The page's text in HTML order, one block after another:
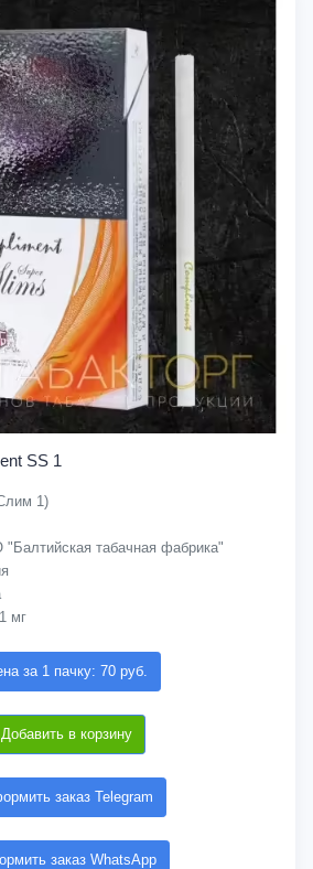
SS 1
1)
табачная фабрика"
1 мг
за 1 пачку: 70 руб.
Добавить в корзину
заказ Telegram
заказ WhatsApp